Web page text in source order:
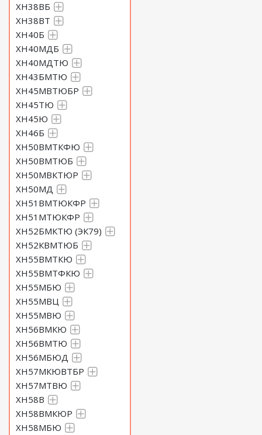
ХН38ВБ
ХН38ВТ
ХН40Б
ХН40МДБ
ХН40МДТЮ
ХН43БМТЮ
ХН45МВТЮБР
ХН45ТЮ
ХН45Ю
ХН46Б
ХН50ВМТКФЮ
ХН50ВМТЮБ
ХН50МВКТЮР
ХН50МД
ХН51ВМТЮКФР
ХН51МТЮКФР
ХН52БМКТЮ (ЭК79)
ХН52КВМТЮБ
ХН55ВМТКЮ
ХН55ВМТФКЮ
ХН55МБЮ
ХН55МВЦ
ХН55МВЮ
ХН56ВМКЮ
ХН56ВМТЮ
ХН56МБЮД
ХН57МКЮВТБР
ХН57МТВЮ
ХН58В
ХН58ВМКЮР
ХН58МБЮ